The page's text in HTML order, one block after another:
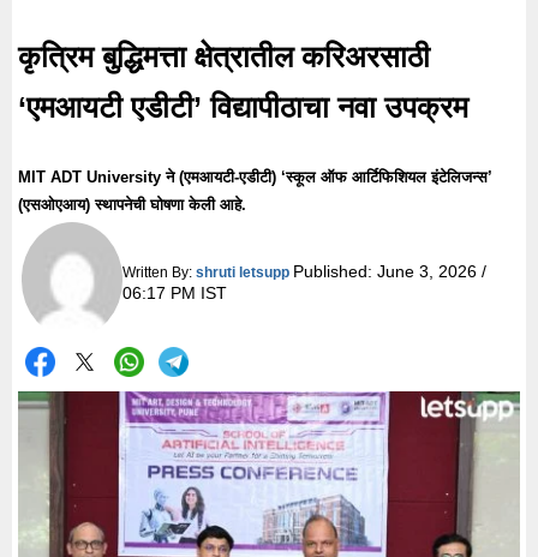
कृत्रिम बुद्धिमत्ता क्षेत्रातील करिअरसाठी
‘एमआयटी एडीटी’ विद्यापीठाचा नवा उपक्रम
MIT ADT University ने (एमआयटी-एडीटी) ‘स्कूल ऑफ आर्टिफिशियल इंटेलिजन्स’
(एसओएआय) स्थापनेची घोषणा केली आहे.
Written By:shruti letsupp Published:June 3, 2026 /
06:17 PM IST